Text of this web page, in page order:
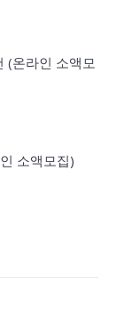
(온라인 소액모
소액모집)